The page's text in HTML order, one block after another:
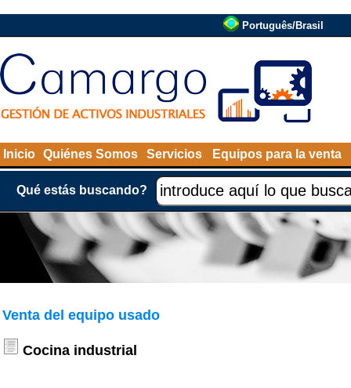
Português/Brasil
Inicio Quiénes Somos Servicios Equipos para la venta
Qué estás buscando?
Venta del equipo usado
Cocina industrial